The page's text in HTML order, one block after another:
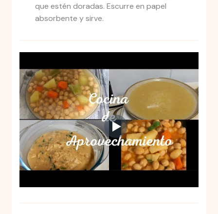
que estén doradas. Escurre en papel
absorbente y sirve.